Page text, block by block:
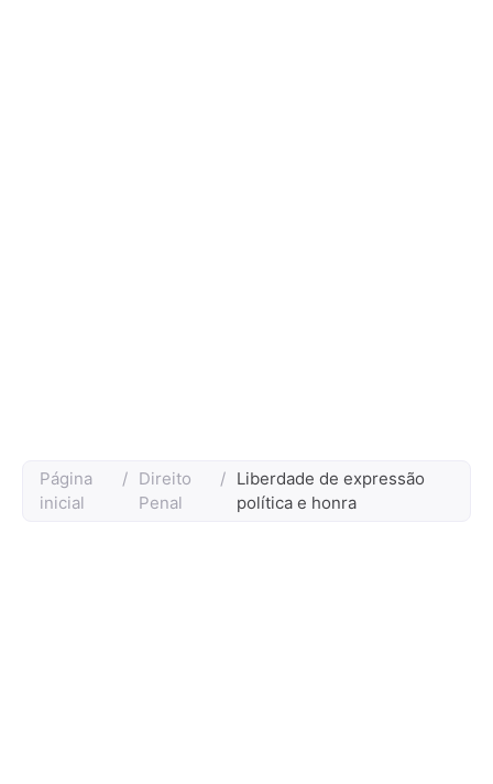
Página
inicial
/ Direito
Penal
/
Liberdade de expressão
política e honra